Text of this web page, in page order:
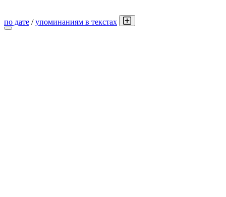
по дате /упоминаниям в текстах